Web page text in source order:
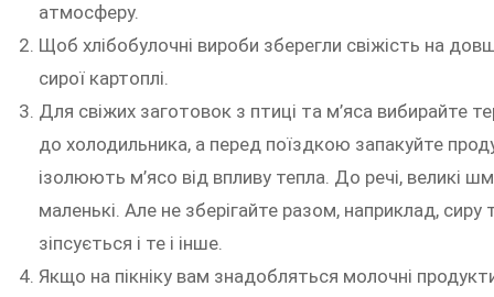
атмосферу.
Щоб хлібобулочні вироби зберегли свіжість на
сирої картоплі.
Для свіжих заготовок з птиці та м’яса вибирайте
до холодильника, а перед поїздкою запакуйте
ізолюють м’ясо від впливу тепла. До речі, великі
маленькі. Але не зберігайте разом, наприклад,
зіпсується і те і інше.
Якщо на пікніку вам знадобляться молочні